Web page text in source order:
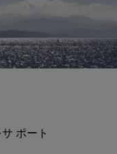
ポート